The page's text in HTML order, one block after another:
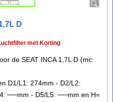
D
met Korting
de SEAT INCA 1,7L D (mc:
D1/L1: 274mm - D2/L2:
──mm - D5/L5: ──mm en H=